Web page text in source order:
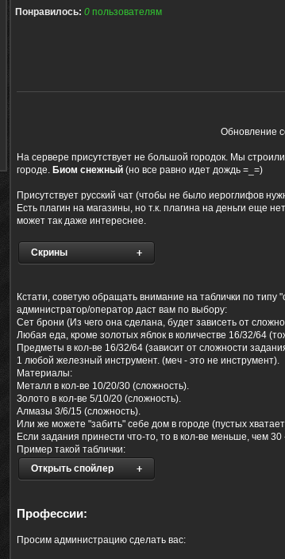
Понравилось: 0 пользователям
Обновление
На сервере присутствует не большой городок. Мы
городе. Биом снежный (но все равно идет дождь =_=)
Присутствует русский чат (чтобы не было иероглифов
Есть плагин на магазины, но т.к. плагина на деньги еще
может так даже интереснее.
Скрины
Кстати, советую обращать внимание на таблички по
администратор/оператор даст вам по выбору:
Сет брони (Из чего она сделана, будет зависеть от
Любая еда, кроме золотых яблок в количестве 16/32/64
Предметы в кол-ве 16/32/64 (зависит от сложности
1 любой железный инструмент. (меч - это не инструмент).
Материалы:
Металл в кол-ве 10/20/30 (сложность).
Золото в кол-ве 5/10/20 (сложность).
Алмазы 3/6/15 (сложность).
Или же можете "забить" себе дом в городе (пустых
Если задания принести что-то, то в кол-ве меньше, чем
Пример такой таблички:
Открыть спойлер
Профессии:
Просим администрацию сделать вас: